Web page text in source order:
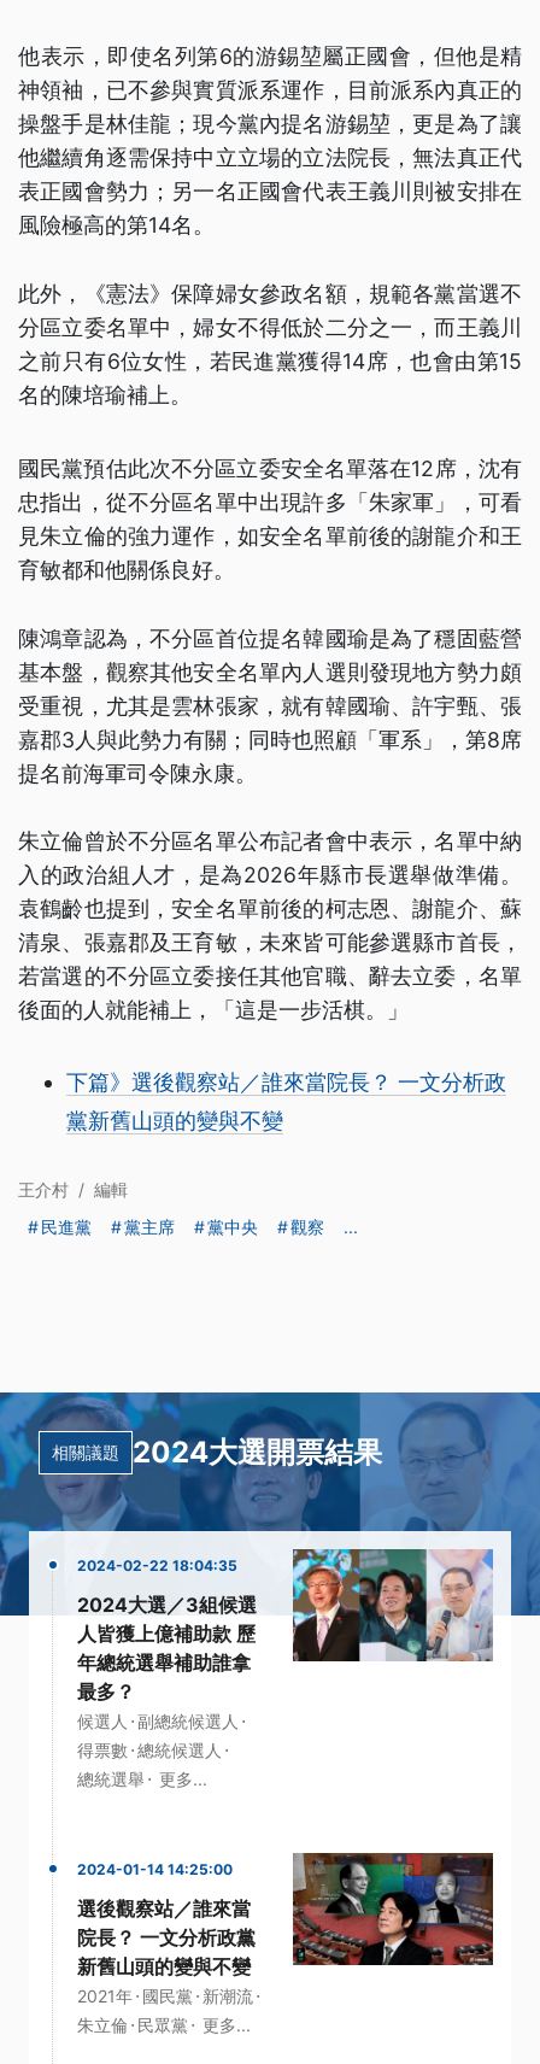
他表示，即使名列第6的游錫堃屬正國會，但他是精
神領袖，已不參與實質派系運作，目前派系內真正的
操盤手是林佳龍；現今黨內提名游錫堃，更是為了讓
他繼續角逐需保持中立立場的立法院長，無法真正代
表正國會勢力；另一名正國會代表王義川則被安排在
風險極高的第14名。
此外，《憲法》保障婦女參政名額，規範各黨當選不
分區立委名單中，婦女不得低於二分之一，而王義川
之前只有6位女性，若民進黨獲得14席，也會由第15
名的陳培瑜補上。
國民黨預估此次不分區立委安全名單落在12席，沈有
忠指出，從不分區名單中出現許多「朱家軍」，可看
見朱立倫的強力運作，如安全名單前後的謝龍介和王
育敏都和他關係良好。
陳鴻章認為，不分區首位提名韓國瑜是為了穩固藍營
基本盤，觀察其他安全名單內人選則發現地方勢力頗
受重視，尤其是雲林張家，就有韓國瑜、許宇甄、張
嘉郡3人與此勢力有關；同時也照顧「軍系」，第8席
提名前海軍司令陳永康。
朱立倫曾於不分區名單公布記者會中表示，名單中納
入的政治組人才，是為2026年縣市長選舉做準備。
袁鶴齡也提到，安全名單前後的柯志恩、謝龍介、蘇
清泉、張嘉郡及王育敏，未來皆可能參選縣市首長，
若當選的不分區立委接任其他官職、辭去立委，名單
後面的人就能補上，「這是一步活棋。」
下篇》選後觀察站／誰來當院長？ 一文分析政
黨新舊山頭的變與不變
王介村 / 編輯
民進黨
黨主席 黨中央 觀察 ...
相關議題 2024大選開票結果
2024-02-22 18:04:35
2024大選／3組候選
人皆獲上億補助款 歷
年總統選舉補助誰拿
最多？
候選人 ·副總統候選人 ·
得票數 ·總統候選人 ·
總統選舉 · 更多...
2024-01-14 14:25:00
選後觀察站／誰來當
院長？ 一文分析政黨
新舊山頭的變與不變
2021年· 國民黨 · 新潮流·
朱立倫 · 民眾黨 · 更多...